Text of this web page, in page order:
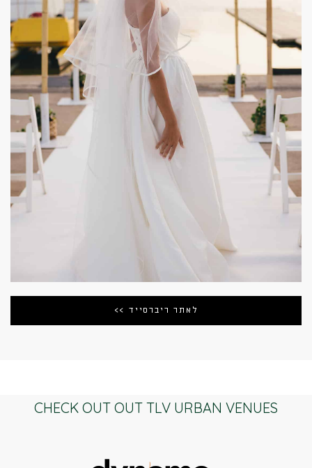
לאתר ריברסייד >>
CHECK OUT OUT TLV URBAN VENUES